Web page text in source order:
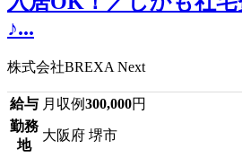
♪...
株式会社BREXA Next
給与 月収例300,000円
勤務
地
大阪府 堺市